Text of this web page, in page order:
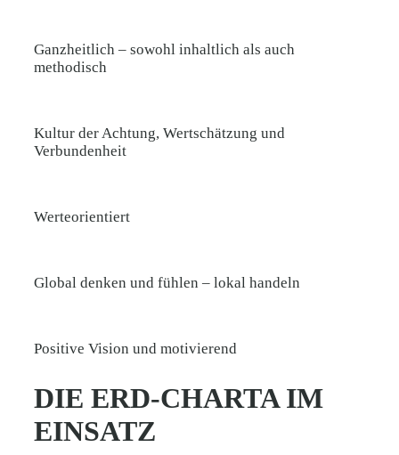
Ganzheitlich – sowohl inhaltlich als auch
methodisch
Kultur der Achtung, Wertschätzung und
Verbundenheit
Werteorientiert
Global denken und fühlen – lokal handeln
Positive Vision und motivierend
DIE ERD-CHARTA IM
EINSATZ